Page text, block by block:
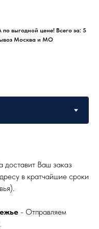
выгодной цене! Всего за: 5
Москва и МО
доставит Ваш заказ
в кратчайшие сроки
- Отправляем